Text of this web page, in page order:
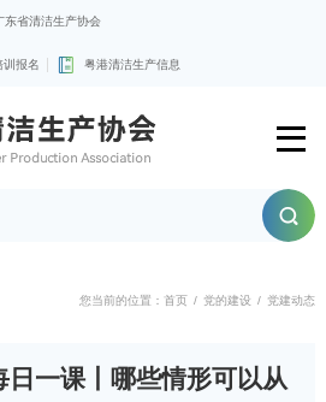
东省清洁生产协会
训报名 粤港清洁生产信息
您当前的位置：首页 / 党的建设 / 党建动态
日一课丨哪些情形可以从